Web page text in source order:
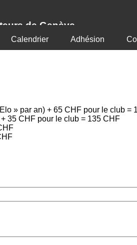
de Genève
Calendrier Adhésion
» par an) + 65 CHF pour le club =
35 CHF pour le club = 135 CHF